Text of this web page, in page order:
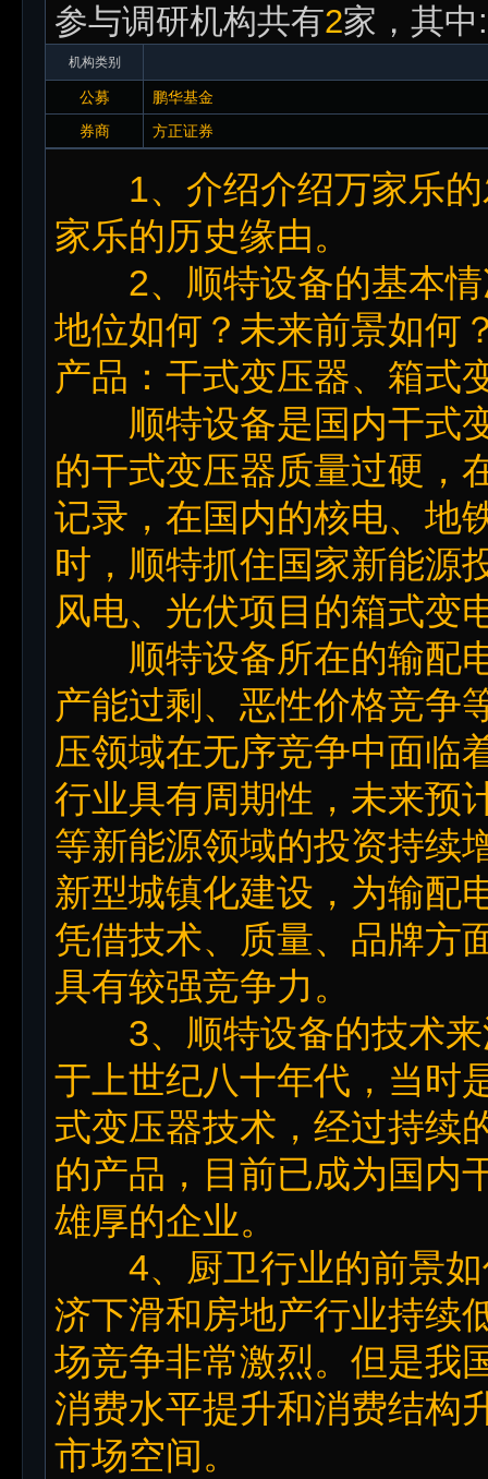
参与调研机构共有2家，其中
机构类别
公募
鹏华基金
券商
方正证券
1、介绍介绍万家乐的
家乐的历史缘由。
2、顺特设备的基本情
地位如何？未来前景如何
产品：干式变压器、箱式
顺特设备是国内干式变
的干式变压器质量过硬，
记录，在国内的核电、地
时，顺特抓住国家新能源
风电、光伏项目的箱式变
顺特设备所在的输配电
产能过剩、恶性价格竞争
压领域在无序竞争中面临
行业具有周期性，未来预
等新能源领域的投资持续
新型城镇化建设，为输配
凭借技术、质量、品牌方
具有较强竞争力。
3、顺特设备的技术来
于上世纪八十年代，当时
式变压器技术，经过持续
的产品，目前已成为国内
雄厚的企业。
4、厨卫行业的前景如
济下滑和房地产行业持续
场竞争非常激烈。但是我
消费水平提升和消费结构
市场空间。